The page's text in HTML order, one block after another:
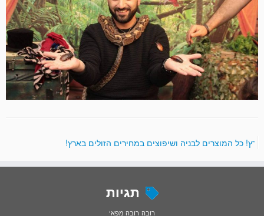
כל המוצרים לבניה ושיפוצים במחירים הזולים בארץ!
תגיות
רובה רובה מפאי